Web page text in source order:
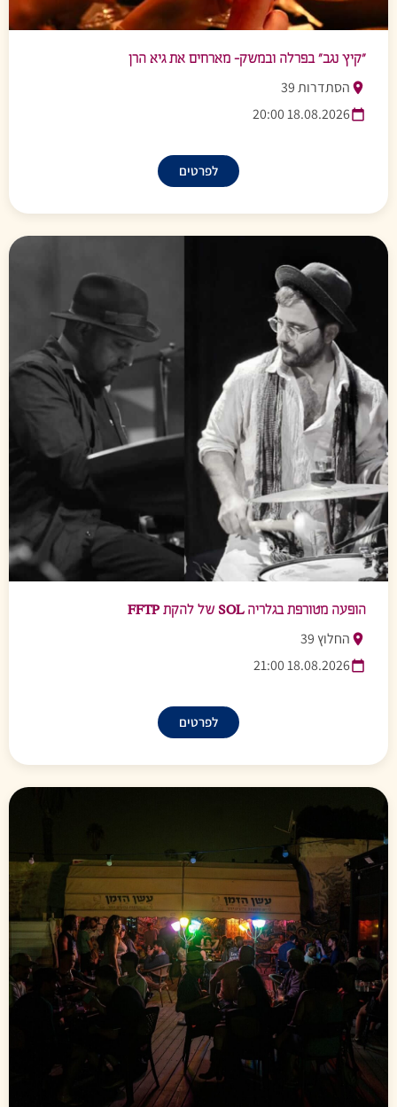
״קיץ נגב״ בפרלה ובמשק- מארחים את גיא הרן
הסתדרות 39
18.08.2026 20:00
לפרטים
הופעה מטורפת בגלריה SOL של להקת FFTP
החלוץ 39
18.08.2026 21:00
לפרטים